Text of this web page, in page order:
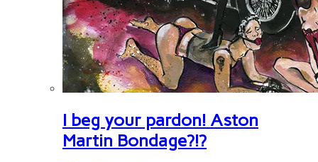
I beg your pardon! Aston
Martin Bondage?!?